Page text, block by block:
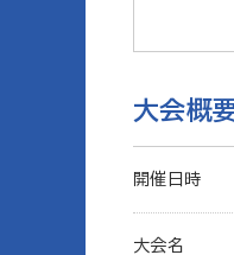
大会概
開催日時
大会名